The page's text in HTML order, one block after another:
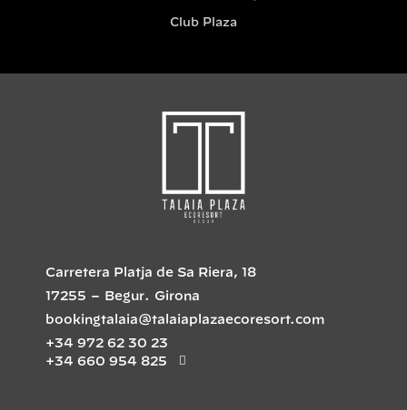
Club Plaza
Carretera Platja de Sa Riera, 18
17255 – Begur. Girona
bookingtalaia@talaiaplazaecoresort.com
+34 972 62 30 23
+34 660 954 825